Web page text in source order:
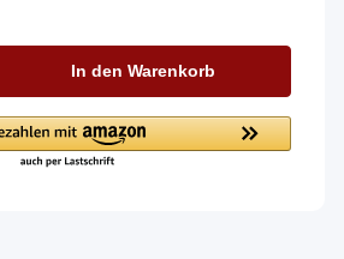
In den Warenkorb